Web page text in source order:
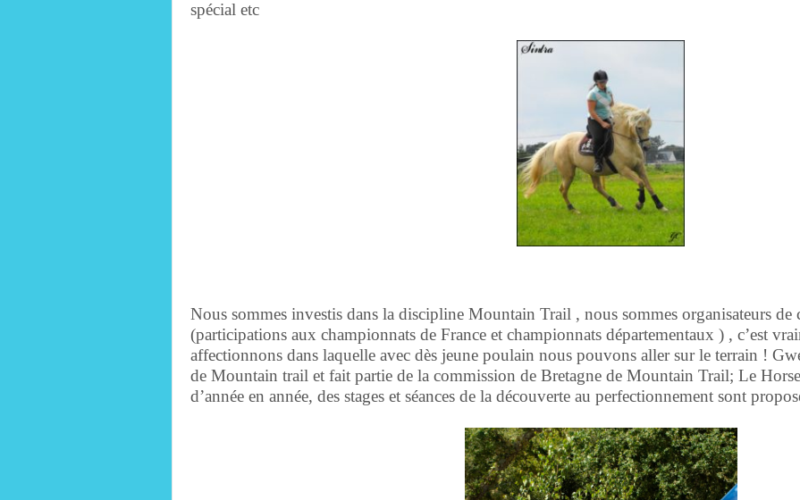
spécial etc
Nous sommes investis dans la discipline Mountain Trail , nous sommes organisateurs de
(participations aux championnats de France et championnats départementaux ) , c’est
affectionnons dans laquelle avec dès jeune poulain nous pouvons aller sur le terrain !
de Mountain trail et fait partie de la commission de Bretagne de Mountain Trail; Le
d’année en année, des stages et séances de la découverte au perfectionnement sont